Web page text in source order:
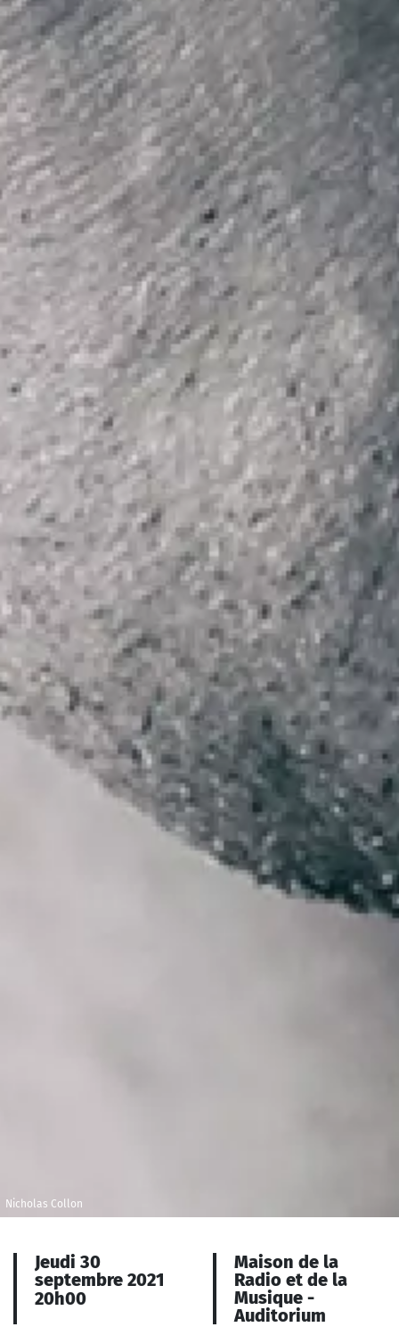
Nicholas Collon
Jeudi 30
septembre 2021
20h00
Maison de la
Radio et de la
Musique -
Auditorium